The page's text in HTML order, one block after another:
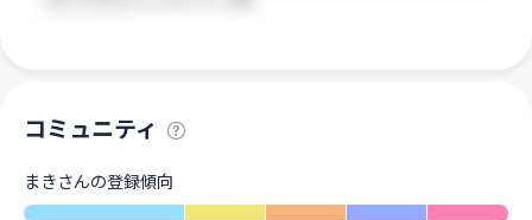
コミュニティ
まきさんの登録傾向